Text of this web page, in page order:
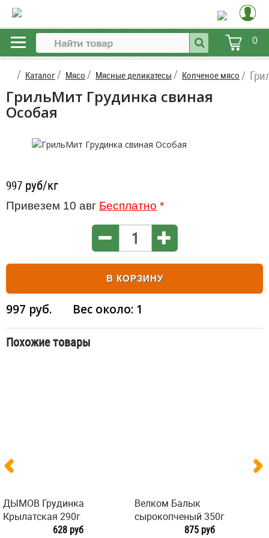
0
Каталог Мясо Мясные деликатесы Копченое мясо
ГрильМит Грудинка свиная
Особая
997 руб/кг
Привезем 10 авг Бесплатно *
В КОРЗИНУ
997 руб. Вес около: 1
Похожие товары
ДЫМОВ Грудинка
Крылатская 290г
628 руб
Велком Балык
сырокопченый 350г
875 руб